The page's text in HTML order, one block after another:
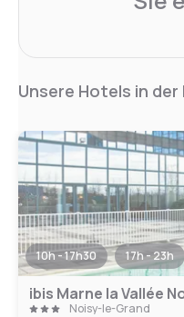
Unsere Hotels in der
10h - 17h30 17h - 23h
ibis Marne la Vallée
Noisy-le-Grand